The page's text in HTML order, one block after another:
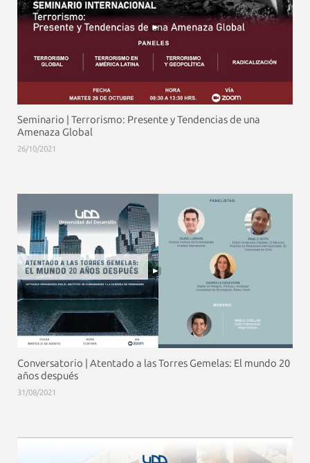
Seminario | Terrorismo: Presente y Tendencias de una
Amenaza Global
26/10/2021
Conversatorio | Atentado a las Torres Gemelas: El mundo 20
años después
31/08/2021